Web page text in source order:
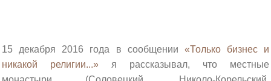
15 декабря 2016 года в сообщении «Только бизнес и
никакой религии...» я рассказывал, что местные